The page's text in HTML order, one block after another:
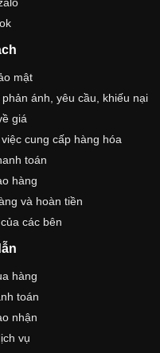
SEALION UNITY
do Phong Đăng ký kinh
Sở Tài chính tỉnh Bắc Ninh
2016.
Núi, Phường Đào Viên, Tỉnh
Nam
Nguyễn Văn Hiệp
- 0886907679